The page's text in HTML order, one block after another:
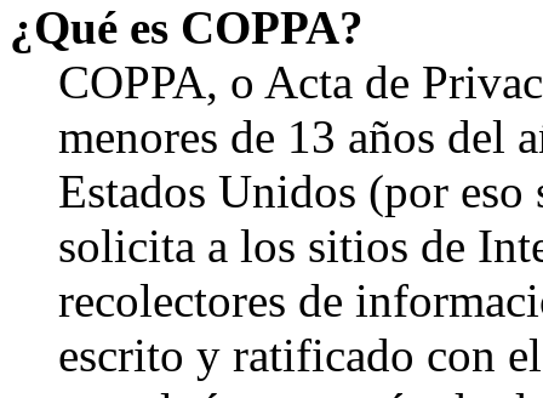
¿Qué es COPPA?
COPPA, o Acta de
menores de 13 años del
Estados Unidos (por eso
solicita a los sitios de
recolectores de
escrito y ratificado con